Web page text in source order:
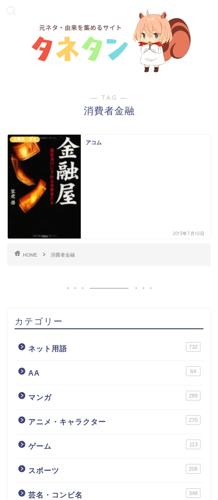
― TAG ―
消費者金融
企業名・店名
アコム
2013年7月10日
HOME 消費者金融
カテゴリー
ネット用語 732
AA 64
マンガ 289
アニメ・キャラクター 270
ゲーム 113
スポーツ 208
芸名・コンビ名 348